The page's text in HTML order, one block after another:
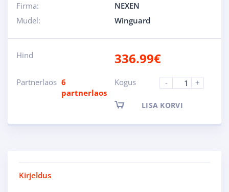
Firma:
NEXEN
Mudel:
Winguard
Hind 336.99€
Partnerlaos 6
partnerlaos
Kogus - +
LISA KORVI
Kirjeldus